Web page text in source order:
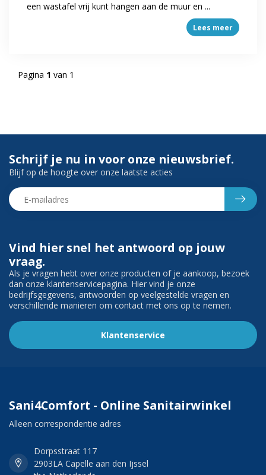
een wastafel vrij kunt hangen aan de muur en ...
Lees meer
Pagina 1 van 1
Vind hier snel het antwoord op jouw
vraag.
Als je vragen hebt over onze producten of je aankoop, bezoek
dan onze klantenservicepagina. Hier vind je onze
bedrijfsgegevens, antwoorden op veelgestelde vragen en
verschillende manieren om contact met ons op te nemen.
Klantenservice
Schrijf je nu in voor onze nieuwsbrief.
Blijf op de hoogte over onze laatste acties
Sani4Comfort - Online Sanitairwinkel
Alleen correspondentie adres
Dorpsstraat 117
2903LA Capelle aan den Ijssel